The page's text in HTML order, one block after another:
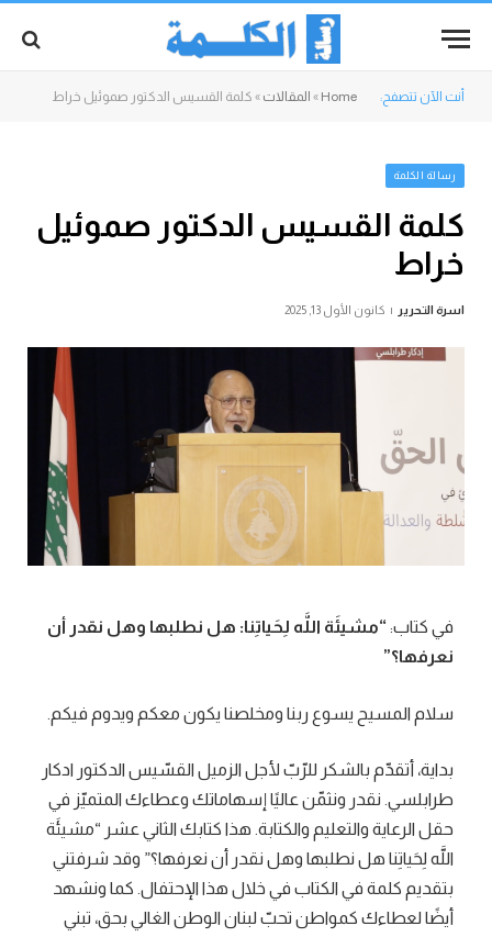
أنت الآن تتصفح: Home
» المقالات » كلمة القسيس الدكتور صموئيل خراط
رسالة الكلمة
كلمة القسيس الدكتور صموئيل
خراط
اسرة التحرير كانون الأول 13, 2025
في كتاب: “مشيئَة اللَّه لِحَياتِنا: هل نطلبها وهل نقدر أن
نعرفها؟”
سلام المسيح يسوع ربنا ومخلصنا يكون معكم ويدوم فيكم.
بداية، أتقدّم بالشكر للرّبّ لأجل الزميل القسّيس الدكتور ادكار
طرابلسي. نقدر ونثمّن عاليًا إسهاماتك وعطاءك المتميّز في
حقل الرعاية والتعليم والكتابة. هذا كتابك الثاني عشر “مشيئَة
اللَّه لِحَياتِنا هل نطلبها وهل نقدر أن نعرفها؟” وقد شرفتني
بتقديم كلمة في الكتاب في خلال هذا الإحتفال. كما ونشهد
أيضًا لعطاءك كمواطن تحبّ لبنان الوطن الغالي بحق، تبني